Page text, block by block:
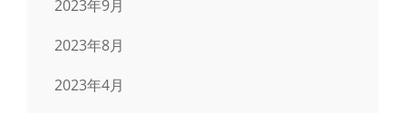
2023年9月
2023年8月
2023年4月